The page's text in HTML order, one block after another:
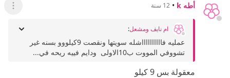
أطه k • 12 سنة عرض
ام نايف ومشعل:
عمليه فااااااااااشله سويتها ونقصت 9كيلووو بسنه غير
تشووفي المووت ب10الاولى ودايم فييه ريحه في...
معقولة بس 9 كيلو